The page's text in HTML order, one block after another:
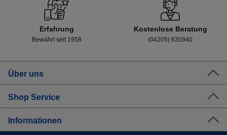
Erfahrung
Bewährt seit 1958
Kostenlose Beratung
(04205) 635940
Über uns
Shop Service
Informationen